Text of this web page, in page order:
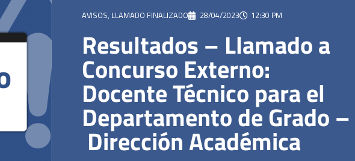
AVISOS, LLAMADO FINALIZADO 28/04/2023 12:30 PM
Resultados – Llamado a
Concurso Externo:
Docente Técnico para el
Departamento de Grado –
Dirección Académica